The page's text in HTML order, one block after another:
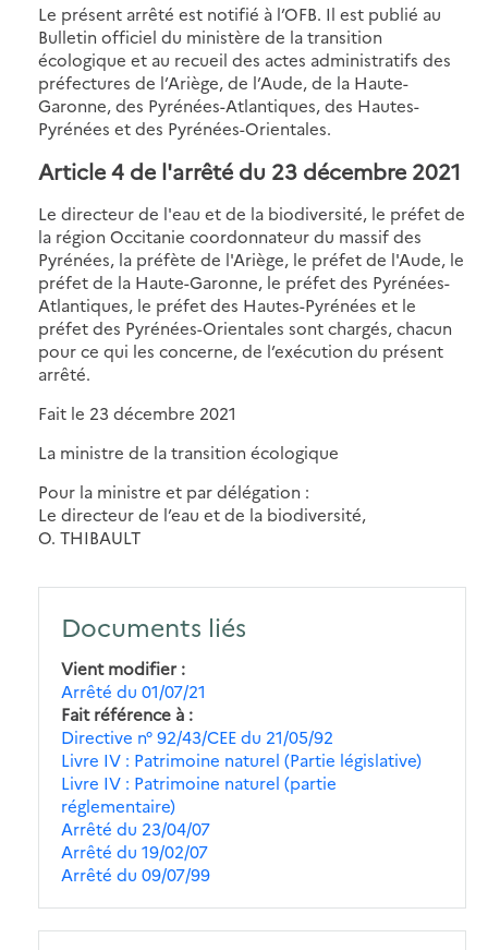
Le présent arrêté est notifié à l’OFB. Il est publié au
Bulletin officiel du ministère de la transition
écologique et au recueil des actes administratifs des
préfectures de l’Ariège, de l’Aude, de la Haute-
Garonne, des Pyrénées-Atlantiques, des Hautes-
Pyrénées et des Pyrénées-Orientales.
Article 4 de l'arrêté du 23 décembre 2021
Le directeur de l'eau et de la biodiversité, le préfet de
la région Occitanie coordonnateur du massif des
Pyrénées, la préfète de l'Ariège, le préfet de l'Aude, le
préfet de la Haute-Garonne, le préfet des Pyrénées-
Atlantiques, le préfet des Hautes-Pyrénées et le
préfet des Pyrénées-Orientales sont chargés, chacun
pour ce qui les concerne, de l’exécution du présent
arrêté.
Fait le 23 décembre 2021
La ministre de la transition écologique
Pour la ministre et par délégation :
Le directeur de l’eau et de la biodiversité,
O. THIBAULT
Documents liés
Vient modifier
Arrêté du 01/07/21
Fait référence à
Directive n° 92/43/CEE du 21/05/92
Livre IV : Patrimoine naturel (Partie législative)
Livre IV : Patrimoine naturel (partie
réglementaire)
Arrêté du 23/04/07
Arrêté du 19/02/07
Arrêté du 09/07/99